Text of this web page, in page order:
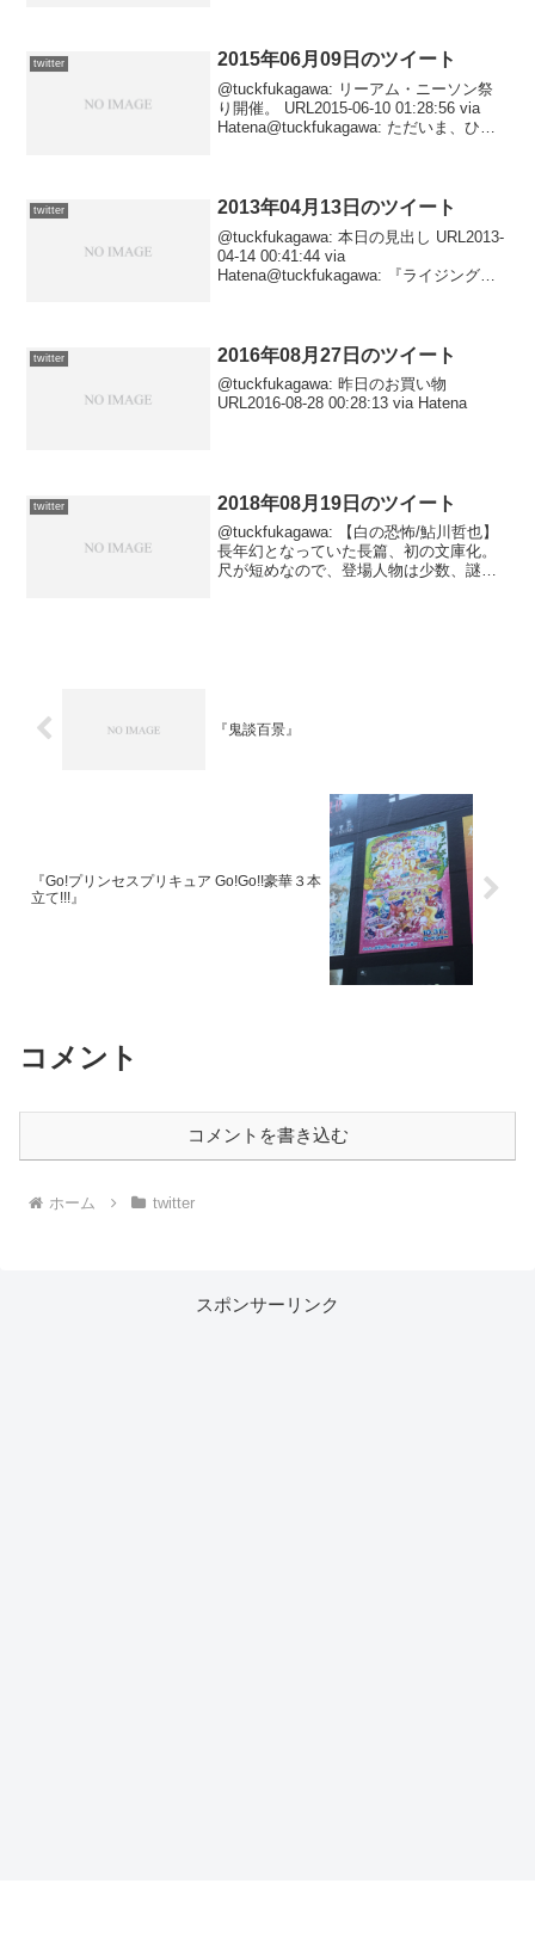
twitter 2015年06月09日のツイート
@tuckfukagawa: リーアム・ニーソン祭
り開催。 URL2015-06-10 01:28:56 via
Hatena@tuckfukagawa: ただいま、ひと
twitter 2013年04月13日のツイート
@tuckfukagawa: 本日の見出し URL2013-
04-14 00:41:44 via
Hatena@tuckfukagawa: 『ライジング・
twitter 2016年08月27日のツイート
@tuckfukagawa: 昨日のお買い物
URL2016-08-28 00:28:13 via Hatena
twitter 2018年08月19日のツイート
@tuckfukagawa: 【白の恐怖/鮎川哲也】
長年幻となっていた長篇、初の文庫化。
尺が短めなので、登場人物は少数、謎を
『鬼談百景』
『Go!プリンセスプリキュア Go!Go!!豪華３本
立て!!!』
コメント
コメントを書き込む
ホーム twitter
スポンサーリンク